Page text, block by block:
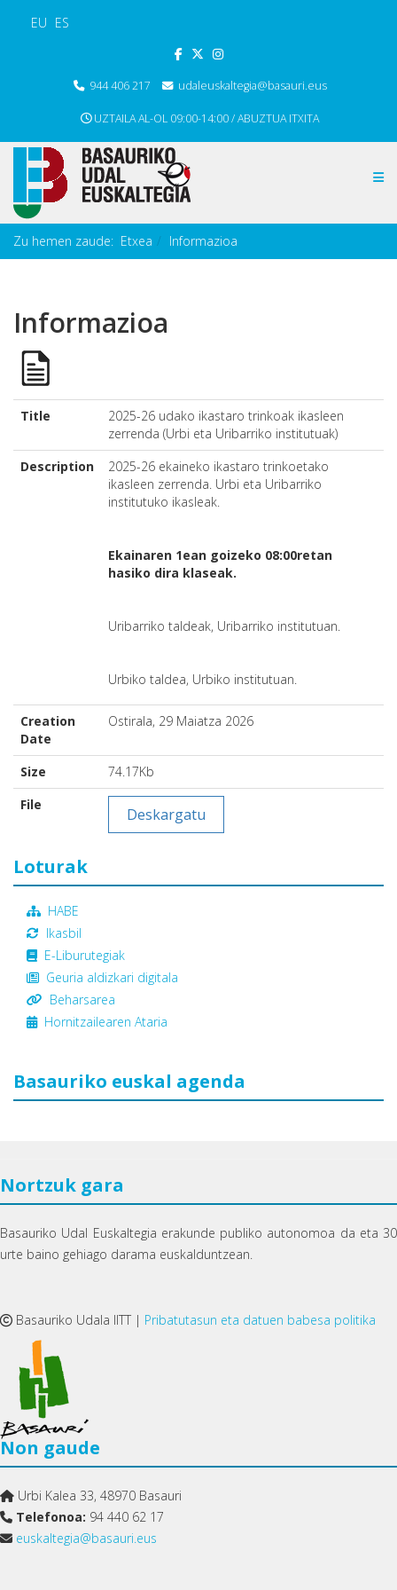
EU ES
944 406 217 udaleuskaltegia@basauri.eus
UZTAILA AL-OL 09:00-14:00 / ABUZTUA ITXITA
Zu hemen zaude: Etxea Informazioa
Informazioa
Title
2025-26 udako ikastaro trinkoak ikasleen
zerrenda (Urbi eta Uribarriko institutuak)
Description
2025-26 ekaineko ikastaro trinkoetako
ikasleen zerrenda. Urbi eta Uribarriko
institutuko ikasleak.
Ekainaren 1ean goizeko 08:00retan
hasiko dira klaseak.
Uribarriko taldeak, Uribarriko institutuan.
Urbiko taldea, Urbiko institutuan.
Creation
Date
Ostirala, 29 Maiatza 2026
Size
74.17Kb
File
Deskargatu
Loturak
HABE
Ikasbil
E-Liburutegiak
Geuria aldizkari digitala
Beharsarea
Hornitzailearen Ataria
Basauriko euskal agenda
Nortzuk gara
Basauriko Udal Euskaltegia erakunde publiko autonomoa da eta 30
urte baino gehiago darama euskalduntzean.
Basauriko Udala IITT | Pribatutasun eta datuen babesa politika
Non gaude
Urbi Kalea 33, 48970 Basauri
Telefonoa: 94 440 62 17
euskaltegia@basauri.eus